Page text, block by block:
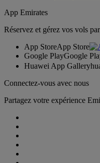
App Emirates
Réservez et gérez vos vols
App StoreApp Store
Google PlayGoogle
Huawei App Gallery
Connectez-vous avec nous
Partagez votre expérience